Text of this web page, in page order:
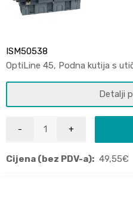
ISM50538
OptiLine 45, Podna kutija s
Detalji
Cijena (bez PDV-a): 49,55€